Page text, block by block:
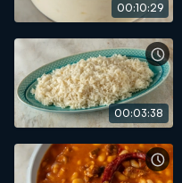
00:10:29
00:03:38